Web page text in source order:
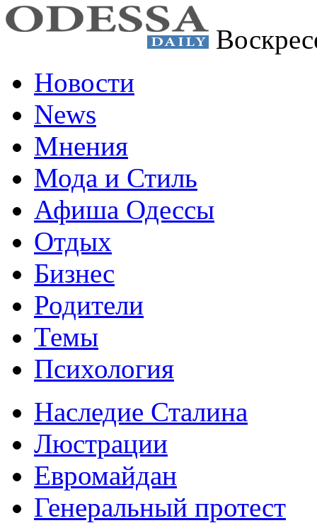
Новости
News
Мнения
Мода и Стиль
Афиша Одессы
Отдых
Бизнес
Родители
Темы
Психология
Наследие Сталина
Люстрации
Евромайдан
Генеральный протест